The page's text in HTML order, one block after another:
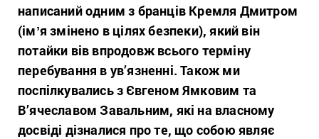
написаний одним з бранців Кремля Дмитром
(імʼя змінено в цілях безпеки), який він
потайки вів впродовж всього терміну
перебування в ув’язненні. Також ми
поспілкувались з Євгеном Ямковим та
В’ячеславом Завальним, які на власному
досвіді дізналися про те, що собою являє